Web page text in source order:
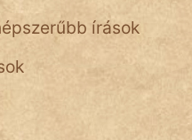
írások